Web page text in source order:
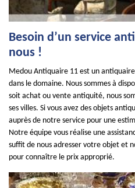
Besoin d’un service
nous !
Medou Antiquaire 11 est un
dans le domaine. Nous sommes à
soit achat ou vente antiquité, nous
ses villes. Si vous avez des objets
auprès de notre service pour une
Notre équipe vous réalise une
suffit de nous adresser votre objet et
pour connaître le prix approprié.